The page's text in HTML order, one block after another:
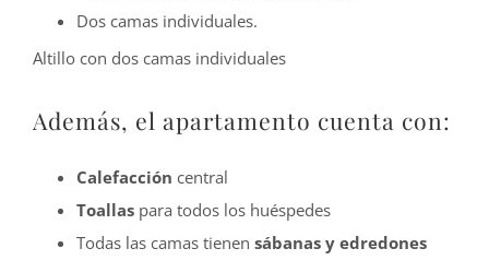
Dos camas individuales.
Altillo con dos camas individuales
Además, el apartamento cuenta con:
Calefacción central
Toallas para todos los huéspedes
Todas las camas tienen sábanas y edredones